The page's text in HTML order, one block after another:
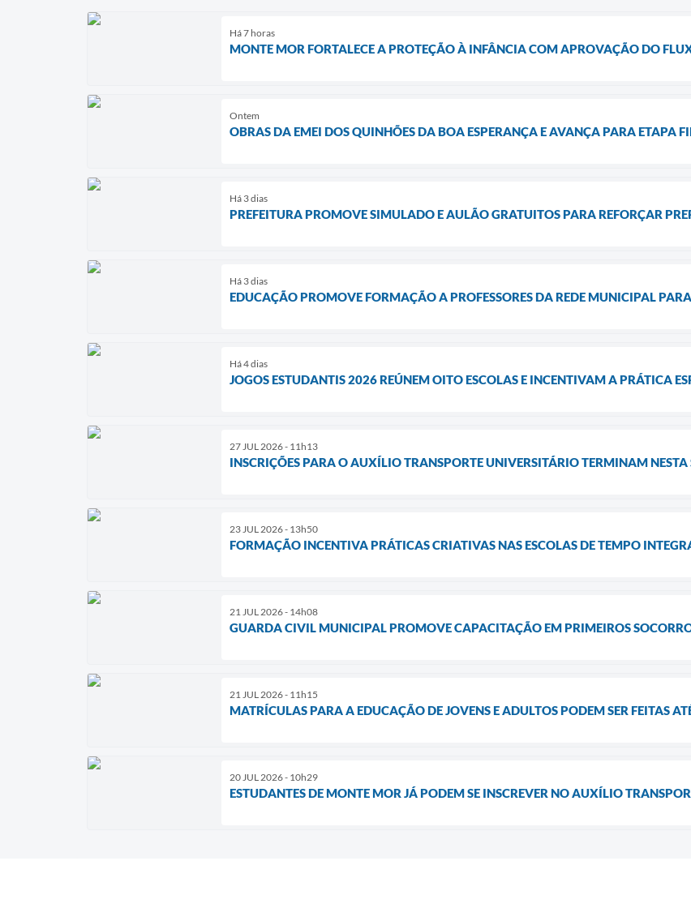
Há 7 horas
MONTE MOR FORTALECE A PROTEÇÃO À INFÂNCIA COM APROVAÇÃO DO
Ontem
OBRAS DA EMEI DOS QUINHÕES DA BOA ESPERANÇA E AVANÇA PARA ETAPA
Há 3 dias
PREFEITURA PROMOVE SIMULADO E AULÃO GRATUITOS PARA REFORÇAR
Há 3 dias
EDUCAÇÃO PROMOVE FORMAÇÃO A PROFESSORES DA REDE MUNICIPAL
Há 4 dias
JOGOS ESTUDANTIS 2026 REÚNEM OITO ESCOLAS E INCENTIVAM A PRÁTICA
27 JUL 2026 - 11h13
INSCRIÇÕES PARA O AUXÍLIO TRANSPORTE UNIVERSITÁRIO TERMINAM NESTA
23 JUL 2026 - 13h50
FORMAÇÃO INCENTIVA PRÁTICAS CRIATIVAS NAS ESCOLAS DE TEMPO
21 JUL 2026 - 14h08
GUARDA CIVIL MUNICIPAL PROMOVE CAPACITAÇÃO EM PRIMEIROS
21 JUL 2026 - 11h15
MATRÍCULAS PARA A EDUCAÇÃO DE JOVENS E ADULTOS PODEM SER FEITAS
20 JUL 2026 - 10h29
ESTUDANTES DE MONTE MOR JÁ PODEM SE INSCREVER NO AUXÍLIO